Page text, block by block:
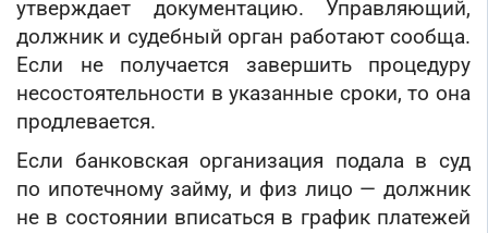
утверждает документацию. Управляющий,
должник и судебный орган работают сообща.
Если не получается завершить процедуру
несостоятельности в указанные сроки, то она
продлевается.
Если банковская организация подала в суд
по ипотечному займу, и физ лицо — должник
не в состоянии вписаться в график платежей